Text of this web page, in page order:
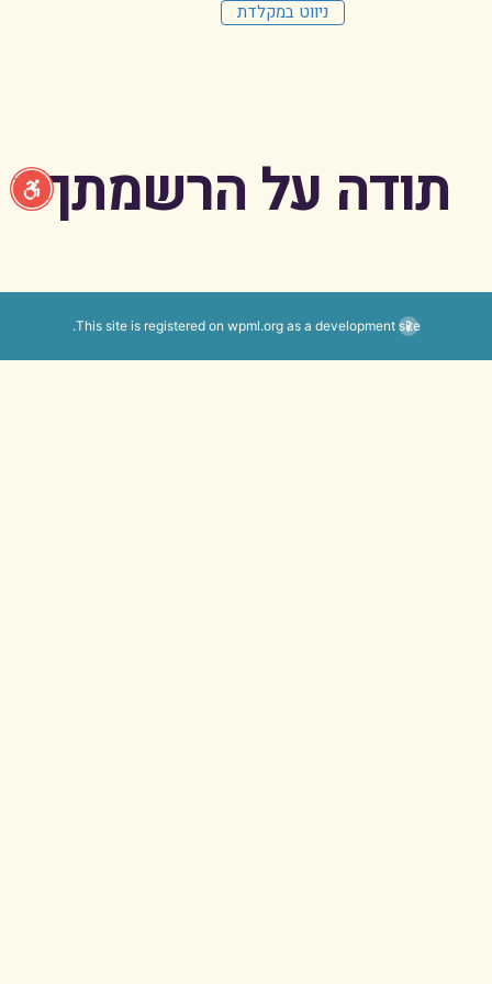
ניווט במקלדת
תודה על הרשמתך
This site is registered on wpml.orgas a development site.